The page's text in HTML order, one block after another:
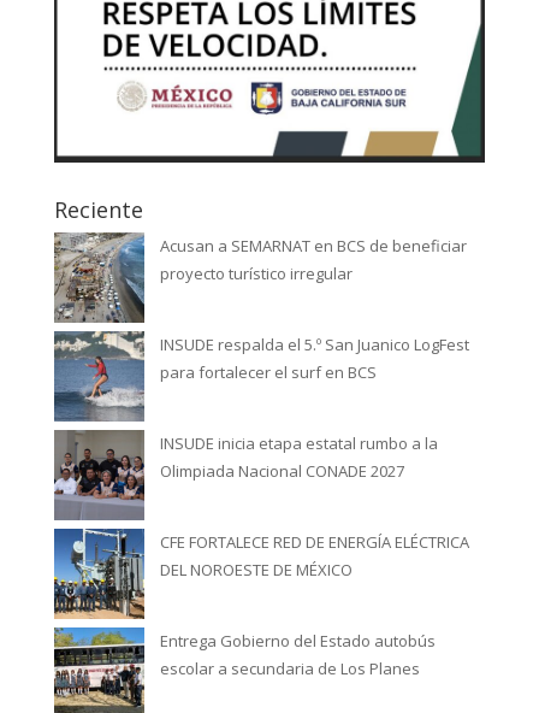
Reciente
Acusan a SEMARNAT en BCS de beneficiar
proyecto turístico irregular
INSUDE respalda el 5.º San Juanico LogFest
para fortalecer el surf en BCS
INSUDE inicia etapa estatal rumbo a la
Olimpiada Nacional CONADE 2027
CFE FORTALECE RED DE ENERGÍA ELÉCTRICA
DEL NOROESTE DE MÉXICO
Entrega Gobierno del Estado autobús
escolar a secundaria de Los Planes